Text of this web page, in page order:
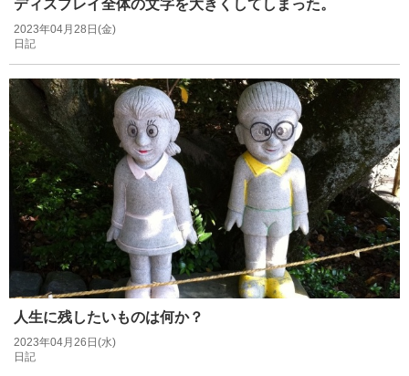
ディスプレイ全体の文字を大きくしてしまった。
2023年04月28日(金)
日記
人生に残したいものは何か？
2023年04月26日(水)
日記